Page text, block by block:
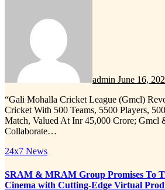
admin June 16,
“Gali Mohalla Cricket League (Gmcl) Revolutionizes Grassroots
Cricket With 500 Teams, 5500 Players,
Match, Valued At Inr 45,000 Crore; Gmcl
Collaborate…
24x7 News
SRAM & MRAM Group Promises To
Cinema with Cutting-Edge Virtual